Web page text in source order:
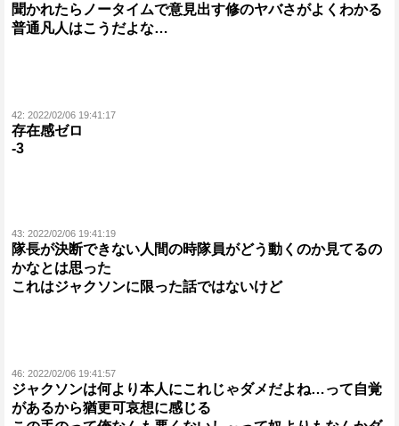
聞かれたらノータイムで意見出す修のヤバさがよくわかる
普通凡人はこうだよな…
42: 2022/02/06 19:41:17
存在感ゼロ
-3
43: 2022/02/06 19:41:19
隊長が決断できない人間の時隊員がどう動くのか見てるの
かなとは思った
これはジャクソンに限った話ではないけど
46: 2022/02/06 19:41:57
ジャクソンは何より本人にこれじゃダメだよね…って自覚
があるから猶更可哀想に感じる